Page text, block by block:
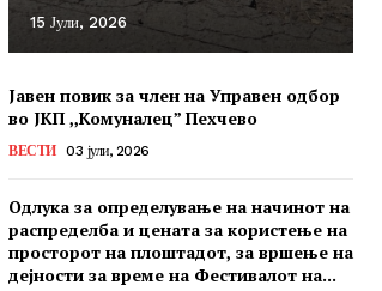
15 Јули, 2026
Јавен повик за член на Управен одбор
во ЈКП ,,Комуналец” Пехчево
ВЕСТИ 03 јули, 2026
Одлука за определување на начинот на
распределба и цената за користење на
просторот на плоштадот, за вршење на
дејности за време на Фестивалот на...